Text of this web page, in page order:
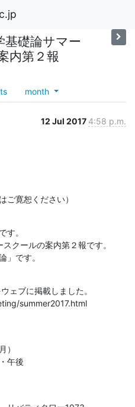
基礎論サマー
内第２報
month
12 Jul 2017 4:58 p.m.
ご寛恕ください）
す。
クールの案内第２報です。
」です。
ェブに掲載しました。
summer2017.html
）
午後